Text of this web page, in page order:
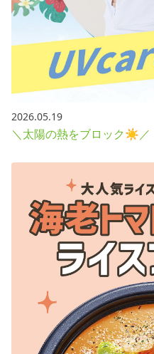
2026.05.19
＼太陽の熱をブロック☀／